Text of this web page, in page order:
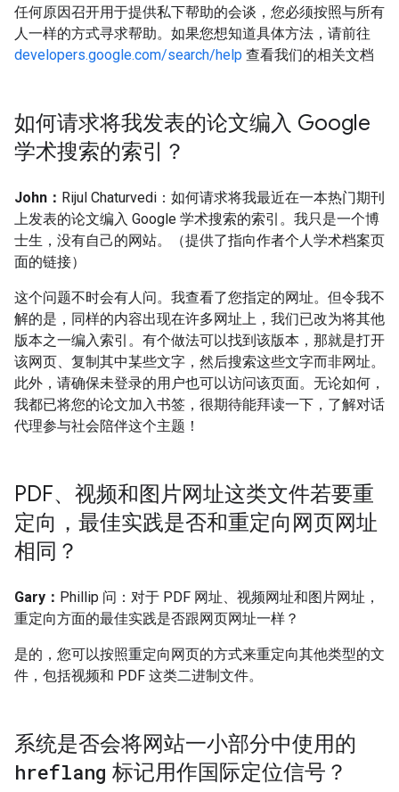
任何原因召开用于提供私下帮助的会谈，您必须按照与所有
人一样的方式寻求帮助。如果您想知道具体方法，请前往
developers.google.com/search/help 查看我们的相关文档
如何请求将我发表的论文编入 Google
学术搜索的索引？
John： Rijul Chaturvedi：如何请求将我最近在一本热门期刊
上发表的论文编入 Google 学术搜索的索引。我只是一个博
士生，没有自己的网站。（提供了指向作者个人学术档案页
面的链接）
这个问题不时会有人问。我查看了您指定的网址。但令我不
解的是，同样的内容出现在许多网址上，我们已改为将其他
版本之一编入索引。有个做法可以找到该版本，那就是打开
该网页、复制其中某些文字，然后搜索这些文字而非网址。
此外，请确保未登录的用户也可以访问该页面。无论如何，
我都已将您的论文加入书签，很期待能拜读一下，了解对话
代理参与社会陪伴这个主题！
PDF、视频和图片网址这类文件若要重
定向，最佳实践是否和重定向网页网址
相同？
Gary： Phillip 问：对于 PDF 网址、视频网址和图片网址，
重定向方面的最佳实践是否跟网页网址一样？
是的，您可以按照重定向网页的方式来重定向其他类型的文
件，包括视频和 PDF 这类二进制文件。
系统是否会将网站一小部分中使用的
hreflang 标记用作国际定位信号？